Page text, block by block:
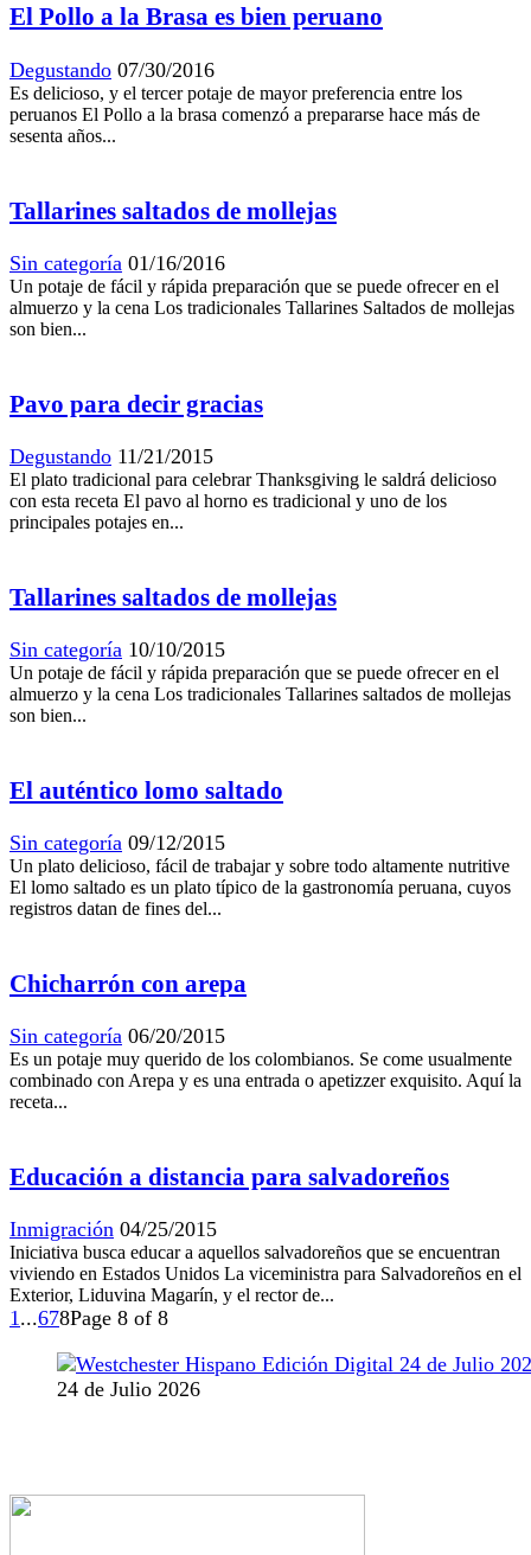
El Pollo a la Brasa es bien peruano
Degustando 07/30/2016
Es delicioso, y el tercer potaje de mayor preferencia entre los
peruanos El Pollo a la brasa comenzó a prepararse hace más de
sesenta años...
Tallarines saltados de mollejas
Sin categoría 01/16/2016
Un potaje de fácil y rápida preparación que se puede ofrecer en el
almuerzo y la cena Los tradicionales Tallarines Saltados de mollejas
son bien...
Pavo para decir gracias
Degustando 11/21/2015
El plato tradicional para celebrar Thanksgiving le saldrá delicioso
con esta receta El pavo al horno es tradicional y uno de los
principales potajes en...
Tallarines saltados de mollejas
Sin categoría 10/10/2015
Un potaje de fácil y rápida preparación que se puede ofrecer en el
almuerzo y la cena Los tradicionales Tallarines saltados de mollejas
son bien...
El auténtico lomo saltado
Sin categoría 09/12/2015
Un plato delicioso, fácil de trabajar y sobre todo altamente nutritive
El lomo saltado es un plato típico de la gastronomía peruana, cuyos
registros datan de fines del...
Chicharrón con arepa
Sin categoría 06/20/2015
Es un potaje muy querido de los colombianos. Se come usualmente
combinado con Arepa y es una entrada o apetizzer exquisito. Aquí la
receta...
Educación a distancia para salvadoreños
Inmigración 04/25/2015
Iniciativa busca educar a aquellos salvadoreños que se encuentran
viviendo en Estados Unidos La viceministra para Salvadoreños en el
Exterior, Liduvina Magarín, y el rector de...
1...678Page 8 of 8
24 de Julio 2026